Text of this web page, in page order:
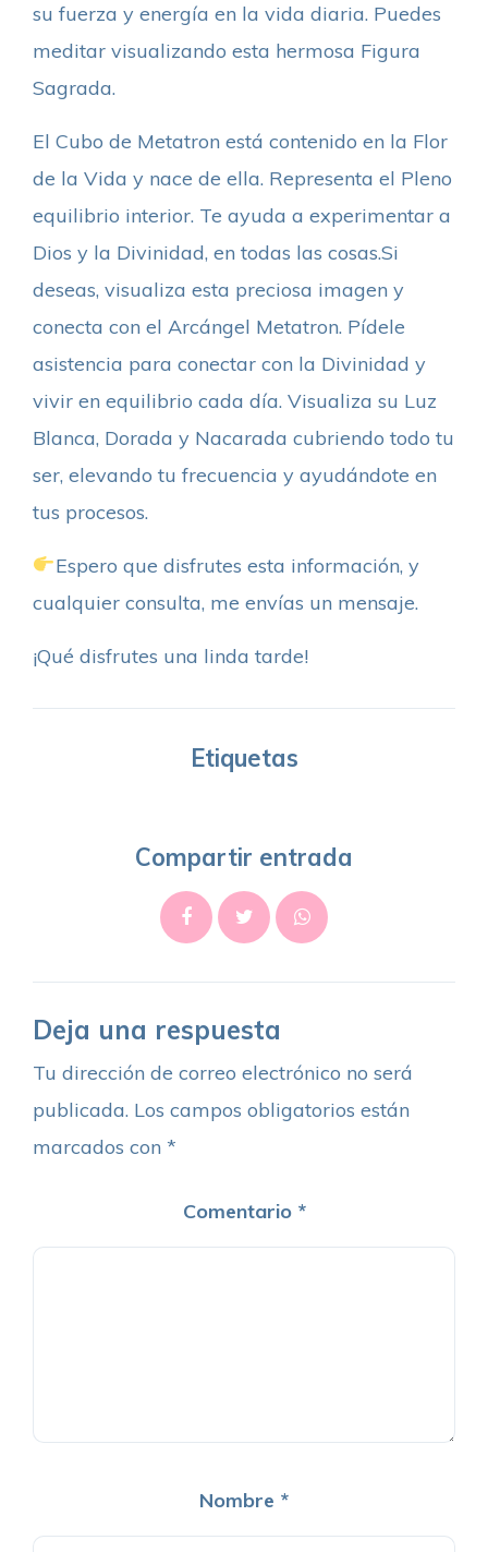
su fuerza y energía en la vida diaria. Puedes
meditar visualizando esta hermosa Figura
Sagrada.
El Cubo de Metatron está contenido en la Flor
de la Vida y nace de ella. Representa el Pleno
equilibrio interior. Te ayuda a experimentar a
Dios y la Divinidad, en todas las cosas.Si
deseas, visualiza esta preciosa imagen y
conecta con el Arcángel Metatron. Pídele
asistencia para conectar con la Divinidad y
vivir en equilibrio cada día. Visualiza su Luz
Blanca, Dorada y Nacarada cubriendo todo tu
ser, elevando tu frecuencia y ayudándote en
tus procesos.
Espero que disfrutes esta información, y
cualquier consulta, me envías un mensaje.
¡Qué disfrutes una linda tarde!
Etiquetas
Compartir entrada
Deja una respuesta
Tu dirección de correo electrónico no será
publicada. Los campos obligatorios están
marcados con *
Comentario *
Nombre *